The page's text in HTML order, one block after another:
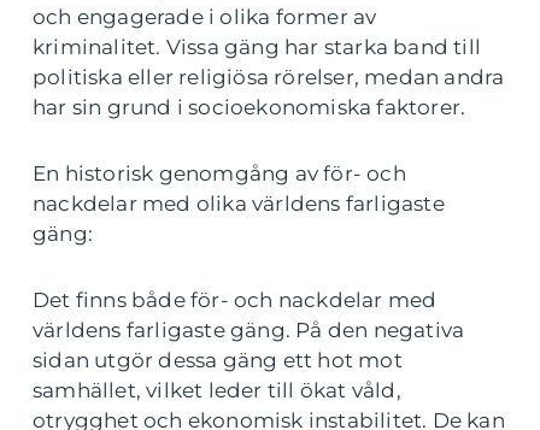
och engagerade i olika former av
kriminalitet. Vissa gäng har starka band till
politiska eller religiösa rörelser, medan andra
har sin grund i socioekonomiska faktorer.
En historisk genomgång av för- och
nackdelar med olika världens farligaste
gäng:
Det finns både för- och nackdelar med
världens farligaste gäng. På den negativa
sidan utgör dessa gäng ett hot mot
samhället, vilket leder till ökat våld,
otrygghet och ekonomisk instabilitet. De kan